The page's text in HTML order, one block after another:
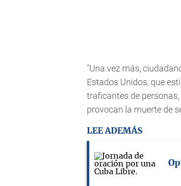
"Una vez más,
Estados Unidos, que
traficantes de
provocan la muerte de
LEE ADEMÁS